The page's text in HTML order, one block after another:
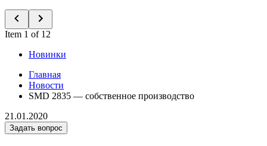
Item 1 of 12
Новинки
Главная
Новости
SMD 2835 — собственное производство
21.01.2020
Задать вопрос